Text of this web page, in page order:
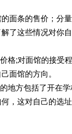
面条的售价；分
了这些情况对你
格;对面馆的接受
面馆的方向。
地方包括了开在
，这对自己的选